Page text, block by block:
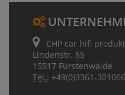
CHP car hifi
Lindenstr. 55
15517 Fürstenwalde
Tel.: +49(0)3361-301066